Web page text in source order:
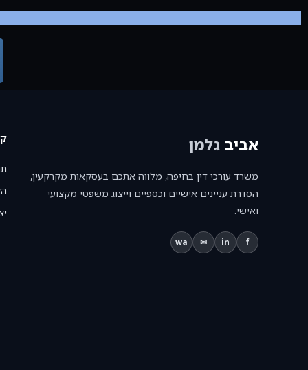
אביב גלמן
משרד עורכי דין בחיפה, מלווה אתכם בעסקאות מקרקעין,
הסדרת עניינים אישיים וכספיים וייצוג משפטי מקצועי
ואישי.
f
in
✉
wa